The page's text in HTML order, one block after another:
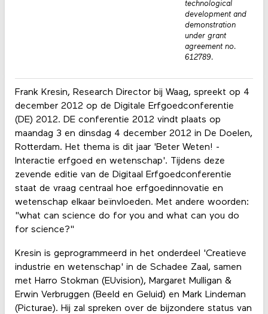
Frank Kresin, Research Director bij Waag, spreekt op 4
december 2012 op de Digitale Erfgoedconferentie
(DE) 2012. DE conferentie 2012 vindt plaats op
maandag 3 en dinsdag 4 december 2012 in De Doelen,
Rotterdam. Het thema is dit jaar 'Beter Weten! -
Interactie erfgoed en wetenschap'. Tijdens deze
zevende editie van de Digitaal Erfgoedconferentie
staat de vraag centraal hoe erfgoedinnovatie en
wetenschap elkaar beïnvloeden. Met andere woorden:
"what can science do for you and what can you do
for science?"
Kresin is geprogrammeerd in het onderdeel 'Creatieve
industrie en wetenschap' in de Schadee Zaal, samen
met Harro Stokman (EUvision), Margaret Mulligan &
Erwin Verbruggen (Beeld en Geluid) en Mark Lindeman
(Picturae). Hij zal spreken over de bijzondere status van
technological
development and
demonstration
under grant
agreement no.
612789.